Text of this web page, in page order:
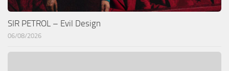
SIR PETROL – Evil Design
06/08/2026